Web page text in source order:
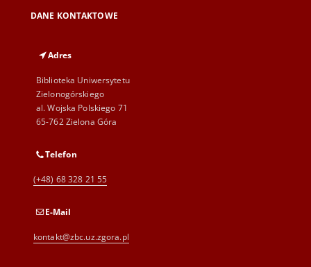
DANE KONTAKTOWE
Adres
Biblioteka Uniwersytetu
Zielonogórskiego
al. Wojska Polskiego 71
65-762 Zielona Góra
Telefon
(+48) 68 328 21 55
E-Mail
kontakt@zbc.uz.zgora.pl